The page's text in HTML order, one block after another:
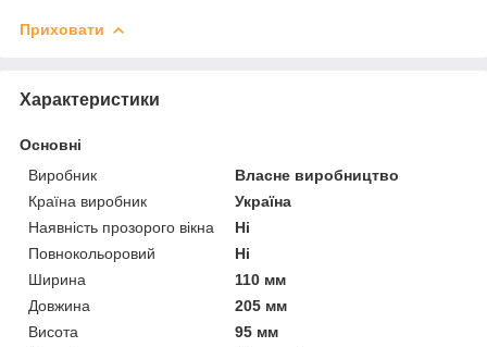
Приховати
Характеристики
Основні
Виробник
Власне виробництво
Країна виробник
Україна
Наявність прозорого вікна
Ні
Повнокольоровий
Ні
Ширина
110 мм
Довжина
205 мм
Висота
95 мм